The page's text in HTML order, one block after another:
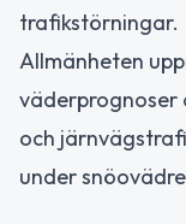
trafikstörningar.
Allmänheten
väderprognoser
och
under